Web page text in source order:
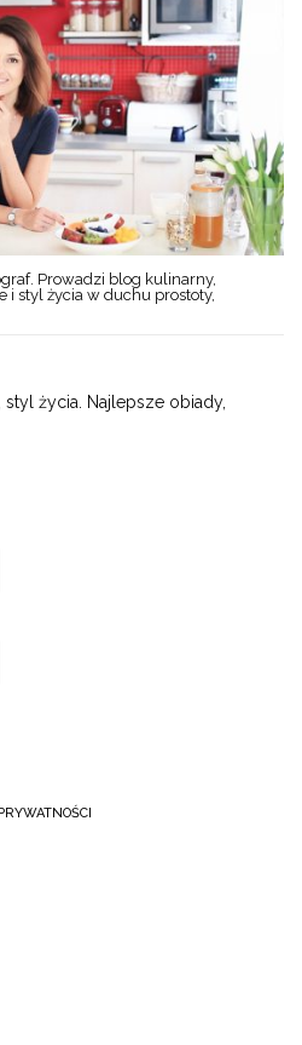
Prowadzi blog kulinarny,
i styl życia w duchu prostoty,
życia. Najlepsze obiady,